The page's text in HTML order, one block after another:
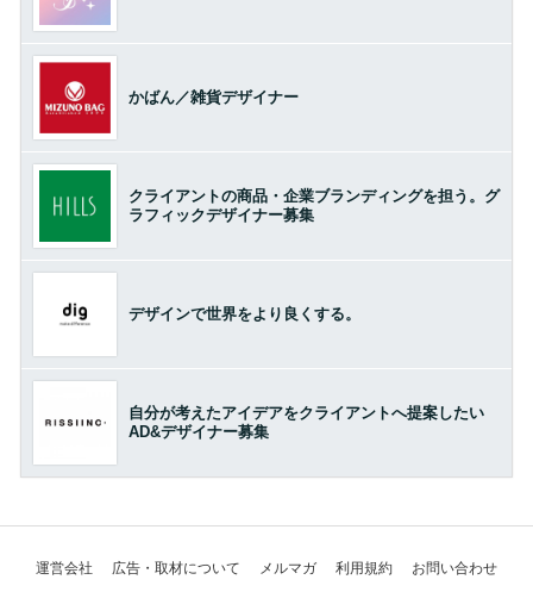
かばん／雑貨デザイナー
クライアントの商品・企業ブランディングを担う。グ
ラフィックデザイナー募集
デザインで世界をより良くする。
自分が考えたアイデアをクライアントへ提案したい
AD&デザイナー募集
運営会社 広告・取材について メルマガ 利用規約 お問い合わせ